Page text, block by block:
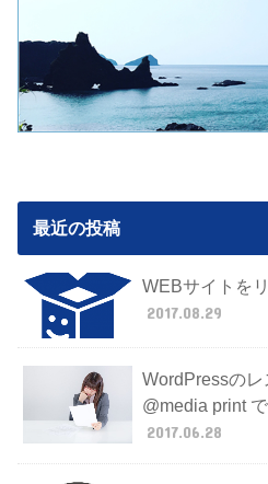
最近の投稿
WEBサイトを
2017.08.29
WordPressの
@media print
2017.06.28